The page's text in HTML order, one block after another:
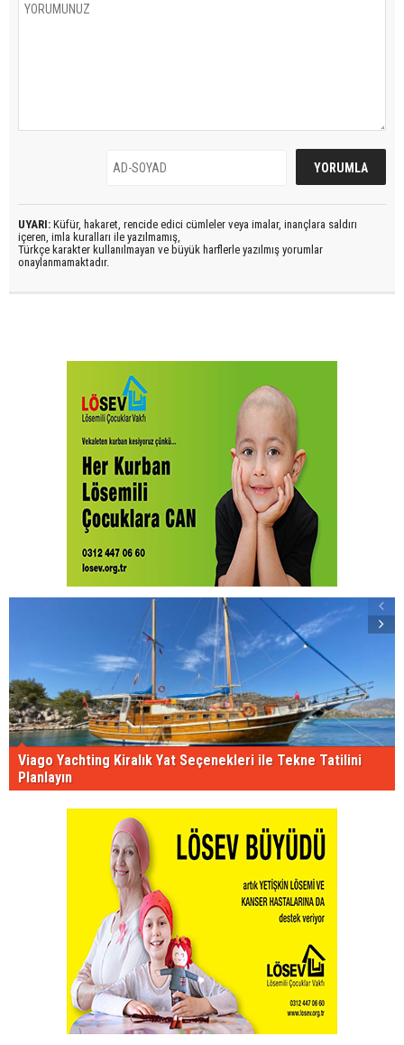
UYARI: Küfür, hakaret, rencide edici cümleler veya imalar, inançlara saldırı
içeren, imla kuralları ile yazılmamış,
Türkçe karakter kullanılmayan ve büyük harflerle yazılmış yorumlar
onaylanmamaktadır.
Viago Yachting Kiralık Yat Seçenekleri ile Tekne Tatilini
Planlayın